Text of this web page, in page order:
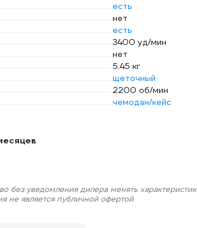
есть
нет
есть
3400 уд/мин
нет
5.45 кг
щеточный
2200 об/мин
чемодан/кейс
без уведомления дилера менять
не является публичной офертой